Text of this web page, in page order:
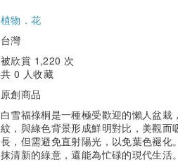
植物．花
台灣
被欣賞 1,220 次
共 0 人收藏
原創商品
白雪福祿桐是一種極受歡迎的懶人盆
紋，與綠色背景形成鮮明對比，美觀
長，但需避免直射陽光，以免葉色褪
抹清新的綠意，還能為忙碌的現代生活。